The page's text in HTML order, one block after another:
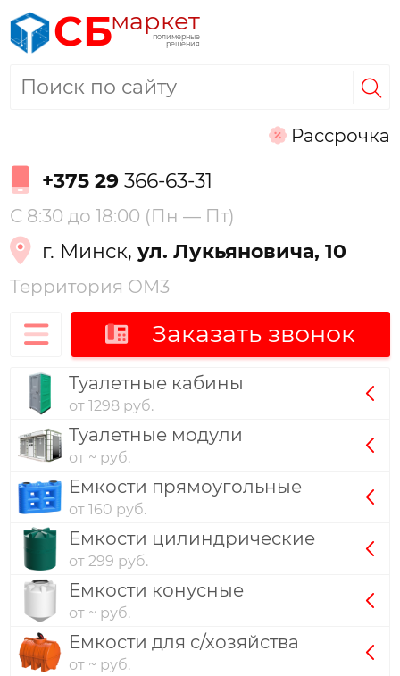
СБмаркет
полимерные
решения
Рассрочка
+375 29 366-63-31
С 8:30 до 18:00 (Пн — Пт)
г. Минск,ул. Лукьяновича, 10
Территория ОМ3
Заказать звонок
Туалетные кабины
от 1298 руб.
Туалетные модули
от ~ руб.
Емкости прямоугольные
от 160 руб.
Емкости цилиндрические
от 299 руб.
Емкости конусные
от ~ руб.
Емкости для с/хозяйства
от ~ руб.